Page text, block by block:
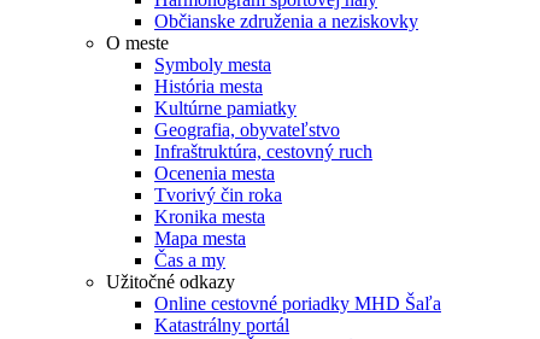
Občianske združenia a neziskovky
O meste
Symboly mesta
História mesta
Kultúrne pamiatky
Geografia, obyvateľstvo
Infraštruktúra, cestovný ruch
Ocenenia mesta
Tvorivý čin roka
Kronika mesta
Mapa mesta
Čas a my
Užitočné odkazy
Online cestovné poriadky MHD Šaľa
Katastrálny portál